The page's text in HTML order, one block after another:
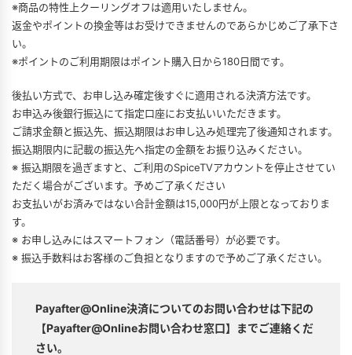
※商品の特性上クーリングオフは適用いたしません。
返金やポイントの換金等はお受けできませんのであらかじめご了承下さ
い。
※ポイントのご利用期限はポイント購入日から180日間です。
後払い方式で、お申し込み確定後すぐに適用される決済方法です。
お申込み後銀行振込にて指定口座にお支払いいただきます。
ご請求金額と振込先、振込期限はお申し込み処理完了後通知されます。
振込期限内に記載の振込先へ指定の金額をお振り込みください。
※ 振込期限を過ぎますと、ご利用のSpiceTVアカウントを停止させてい
ただく場合がございます。予めご了承ください
お支払いがお済みではない合計金額は15,000円が上限となっておりま
す。
※ お申し込みにはスマートフォン（電話番号）が必要です。
※ 振込手数料はお客様のご負担となりますので予めご了承ください。
Payafter@Online決済についてのお問い合わせは下記の
【Payafter@Onlineお問い合わせ窓口】までご連絡くだ
さい。